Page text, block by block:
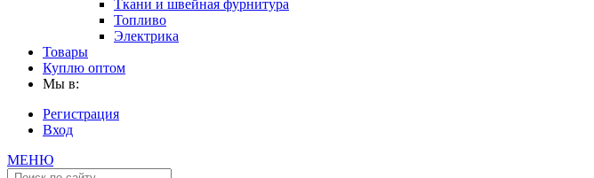
Ткани и швейная фурнитура
Топливо
Электрика
Товары
Куплю оптом
Мы в:
Регистрация
Вход
МЕНЮ